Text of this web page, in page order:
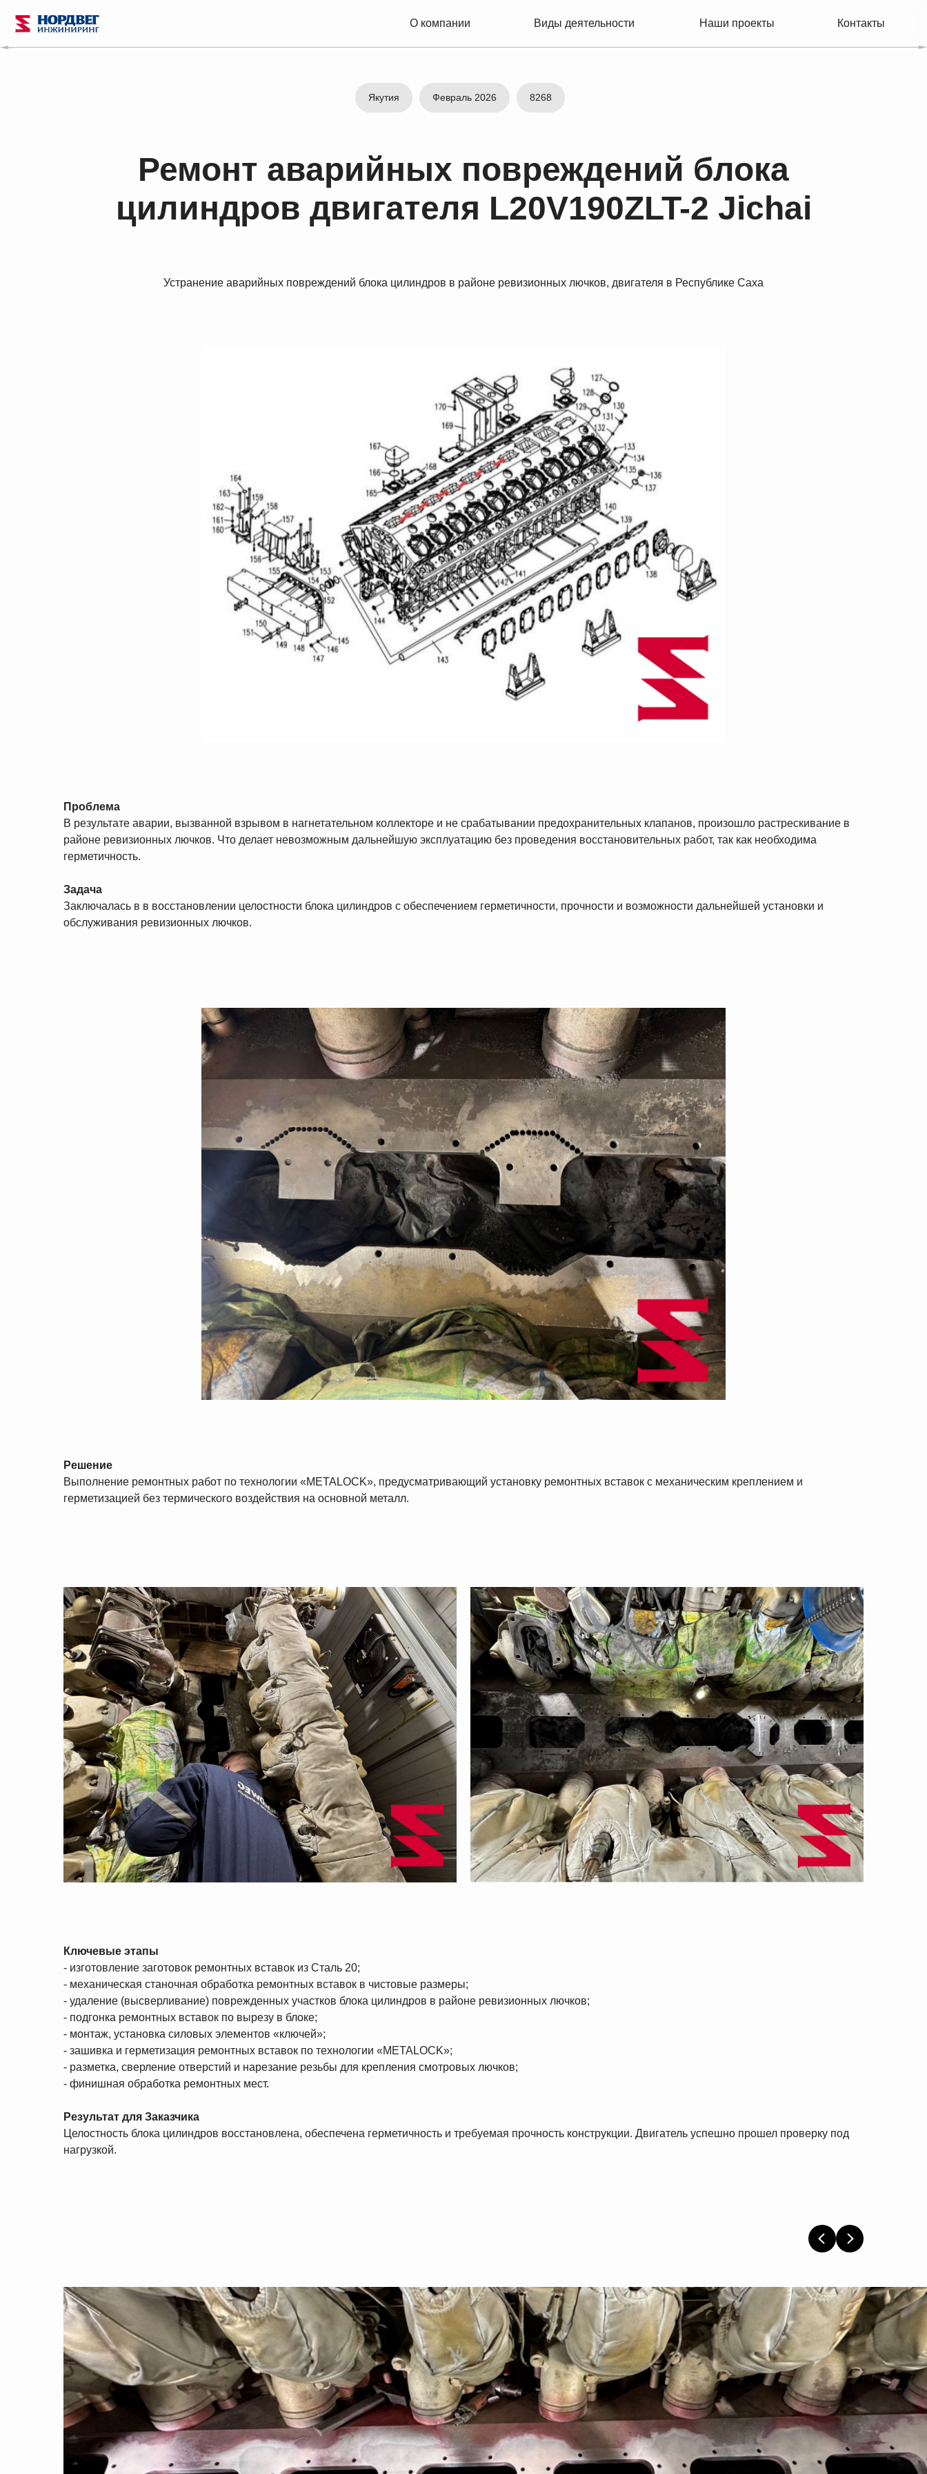
Контакты
Наши проекты
Виды деятельности
О компании
Якутия Февраль 2026 8268
Ремонт аварийных повреждений блока
цилиндров двигателя L20V190ZLT-2 Jichai
Устранение аварийных повреждений блока цилиндров в районе ревизионных лючков, двигателя в Республике Саха
Проблема
В результате аварии, вызванной взрывом в нагнетательном коллекторе и не срабатывании предохранительных клапанов, произошло растрескивание в
районе ревизионных лючков. Что делает невозможным дальнейшую эксплуатацию без проведения восстановительных работ, так как необходима
герметичность.
Задача
Заключалась в в восстановлении целостности блока цилиндров с обеспечением герметичности, прочности и возможности дальнейшей установки и
обслуживания ревизионных лючков.
Решение
Выполнение ремонтных работ по технологии «METALOCK», предусматривающий установку ремонтных вставок с механическим креплением и
герметизацией без термического воздействия на основной металл.
Ключевые этапы
- изготовление заготовок ремонтных вставок из Сталь 20;
- механическая станочная обработка ремонтных вставок в чистовые размеры;
- удаление (высверливание) поврежденных участков блока цилиндров в районе ревизионных лючков;
- подгонка ремонтных вставок по вырезу в блоке;
- монтаж, установка силовых элементов «ключей»;
- зашивка и герметизация ремонтных вставок по технологии «METALOCK»;
- разметка, сверление отверстий и нарезание резьбы для крепления смотровых лючков;
- финишная обработка ремонтных мест.
Результат для Заказчика
Целостность блока цилиндров восстановлена, обеспечена герметичность и требуемая прочность конструкции. Двигатель успешно прошел проверку под
нагрузкой.